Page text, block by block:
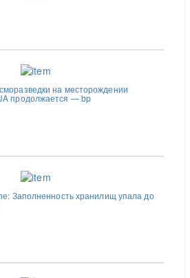
на месторождении
продолжается — bp
Заполненность хранилищ упала до